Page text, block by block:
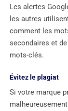
Les alertes
les autres
comment les
secondaires et
mots-clés.
Évitez le plagiat
Si votre marque